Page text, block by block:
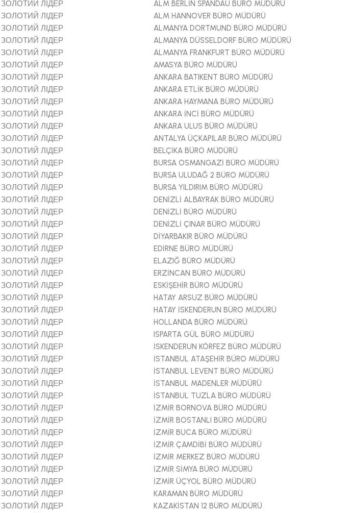
ЗОЛОТИЙ ЛІДЕР
ALM BERLİN SPANDAU BÜRO MÜDÜRÜ
ЗОЛОТИЙ ЛІДЕР
ALM HANNOVER BÜRO MÜDÜRÜ
ЗОЛОТИЙ ЛІДЕР
ALMANYA DORTMUND BÜRO MÜDÜRÜ
ЗОЛОТИЙ ЛІДЕР
ALMANYA DÜSSELDORF BÜRO MÜDÜRÜ
ЗОЛОТИЙ ЛІДЕР
ALMANYA FRANKFURT BÜRO MÜDÜRÜ
ЗОЛОТИЙ ЛІДЕР
AMASYA BÜRO MÜDÜRÜ
ЗОЛОТИЙ ЛІДЕР
ANKARA BATIKENT BÜRO MÜDÜRÜ
ЗОЛОТИЙ ЛІДЕР
ANKARA ETLİK BÜRO MÜDÜRÜ
ЗОЛОТИЙ ЛІДЕР
ANKARA HAYMANA BÜRO MÜDÜRÜ
ЗОЛОТИЙ ЛІДЕР
ANKARA İNCİ BÜRO MÜDÜRÜ
ЗОЛОТИЙ ЛІДЕР
ANKARA ULUS BÜRO MÜDÜRÜ
ЗОЛОТИЙ ЛІДЕР
ANTALYA ÜÇKAPILAR BÜRO MÜDÜRÜ
ЗОЛОТИЙ ЛІДЕР
BELÇİKA BÜRO MÜDÜRÜ
ЗОЛОТИЙ ЛІДЕР
BURSA OSMANGAZİ BÜRO MÜDÜRÜ
ЗОЛОТИЙ ЛІДЕР
BURSA ULUDAĞ 2 BÜRO MÜDÜRÜ
ЗОЛОТИЙ ЛІДЕР
BURSA YILDIRIM BÜRO MÜDÜRÜ
ЗОЛОТИЙ ЛІДЕР
DENİZLİ ALBAYRAK BÜRO MÜDÜRÜ
ЗОЛОТИЙ ЛІДЕР
DENİZLİ BÜRO MÜDÜRÜ
ЗОЛОТИЙ ЛІДЕР
DENİZLİ ÇINAR BÜRO MÜDÜRÜ
ЗОЛОТИЙ ЛІДЕР
DİYARBAKIR BÜRO MÜDÜRÜ
ЗОЛОТИЙ ЛІДЕР
EDİRNE BÜRO MÜDÜRÜ
ЗОЛОТИЙ ЛІДЕР
ELAZIĞ BÜRO MÜDÜRÜ
ЗОЛОТИЙ ЛІДЕР
ERZİNCAN BÜRO MÜDÜRÜ
ЗОЛОТИЙ ЛІДЕР
ESKİŞEHİR BÜRO MÜDÜRÜ
ЗОЛОТИЙ ЛІДЕР
HATAY ARSUZ BÜRO MÜDÜRÜ
ЗОЛОТИЙ ЛІДЕР
HATAY İSKENDERUN BÜRO MÜDÜRÜ
ЗОЛОТИЙ ЛІДЕР
HOLLANDA BÜRO MÜDÜRÜ
ЗОЛОТИЙ ЛІДЕР
ISPARTA GÜL BÜRO MÜDÜRÜ
ЗОЛОТИЙ ЛІДЕР
İSKENDERUN KÖRFEZ BÜRO MÜDÜRÜ
ЗОЛОТИЙ ЛІДЕР
İSTANBUL ATAŞEHİR BÜRO MÜDÜRÜ
ЗОЛОТИЙ ЛІДЕР
İSTANBUL LEVENT BÜRO MÜDÜRÜ
ЗОЛОТИЙ ЛІДЕР
İSTANBUL MADENLER MÜDÜRÜ
ЗОЛОТИЙ ЛІДЕР
İSTANBUL TUZLA BÜRO MÜDÜRÜ
ЗОЛОТИЙ ЛІДЕР
İZMİR BORNOVA BÜRO MÜDÜRÜ
ЗОЛОТИЙ ЛІДЕР
İZMİR BOSTANLI BÜRO MÜDÜRÜ
ЗОЛОТИЙ ЛІДЕР
İZMİR BUCA BÜRO MÜDÜRÜ
ЗОЛОТИЙ ЛІДЕР
İZMİR ÇAMDİBİ BÜRO MÜDÜRÜ
ЗОЛОТИЙ ЛІДЕР
İZMİR MERKEZ BÜRO MÜDÜRÜ
ЗОЛОТИЙ ЛІДЕР
İZMİR SİMYA BÜRO MÜDÜRÜ
ЗОЛОТИЙ ЛІДЕР
İZMİR ÜÇYOL BÜRO MÜDÜRÜ
ЗОЛОТИЙ ЛІДЕР
KARAMAN BÜRO MÜDÜRÜ
ЗОЛОТИЙ ЛІДЕР
KAZAKİSTAN 12 BÜRO MÜDÜRÜ